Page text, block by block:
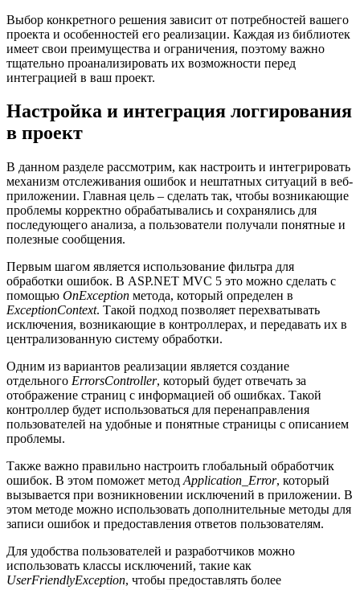
Выбор конкретного решения зависит от потребностей вашего
проекта и особенностей его реализации. Каждая из библиотек
имеет свои преимущества и ограничения, поэтому важно
тщательно проанализировать их возможности перед
интеграцией в ваш проект.
Настройка и интеграция логгирования
в проект
В данном разделе рассмотрим, как настроить и интегрировать
механизм отслеживания ошибок и нештатных ситуаций в веб-
приложении. Главная цель – сделать так, чтобы возникающие
проблемы корректно обрабатывались и сохранялись для
последующего анализа, а пользователи получали понятные и
полезные сообщения.
Первым шагом является использование фильтра для
обработки ошибок. В ASP.NET MVC 5 это можно сделать с
помощью OnException метода, который определен в
ExceptionContext. Такой подход позволяет перехватывать
исключения, возникающие в контроллерах, и передавать их в
централизованную систему обработки.
Одним из вариантов реализации является создание
отдельного ErrorsController, который будет отвечать за
отображение страниц с информацией об ошибках. Такой
контроллер будет использоваться для перенаправления
пользователей на удобные и понятные страницы с описанием
проблемы.
Также важно правильно настроить глобальный обработчик
ошибок. В этом поможет метод Application_Error, который
вызывается при возникновении исключений в приложении. В
этом методе можно использовать дополнительные методы для
записи ошибок и предоставления ответов пользователям.
Для удобства пользователей и разработчиков можно
использовать классы исключений, такие как
UserFriendlyException, чтобы предоставлять более